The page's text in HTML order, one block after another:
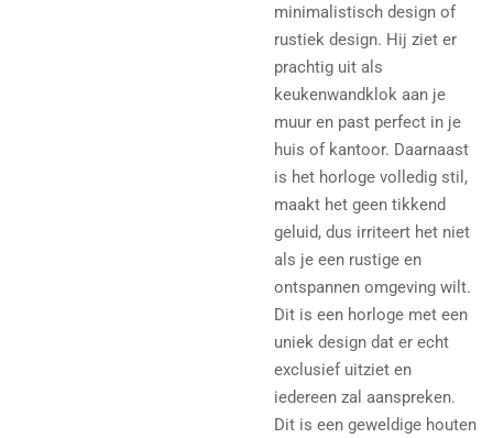
minimalistisch design of
rustiek design. Hij ziet er
prachtig uit als
keukenwandklok aan je
muur en past perfect in je
huis of kantoor. Daarnaast
is het horloge volledig stil,
maakt het geen tikkend
geluid, dus irriteert het niet
als je een rustige en
ontspannen omgeving wilt.
Dit is een horloge met een
uniek design dat er echt
exclusief uitziet en
iedereen zal aanspreken.
Dit is een geweldige houten